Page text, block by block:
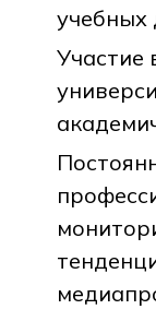
учебных
Участие